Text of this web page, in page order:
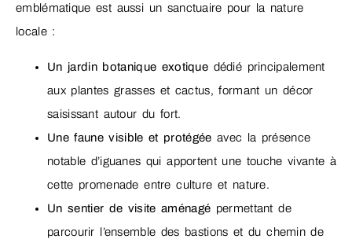
emblématique est aussi un sanctuaire pour la nature
locale :
Un jardin botanique exotique dédié principalement
aux plantes grasses et cactus, formant un décor
saisissant autour du fort.
Une faune visible et protégée avec la présence
notable d’iguanes qui apportent une touche vivante à
cette promenade entre culture et nature.
Un sentier de visite aménagé permettant de
parcourir l’ensemble des bastions et du chemin de